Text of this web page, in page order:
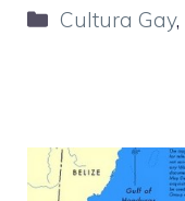
Categorie
Cultura Gay,